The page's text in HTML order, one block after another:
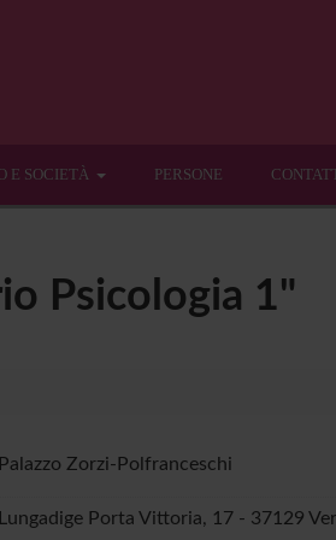
E SOCIETÀ PERSONE
Psicologia 1"
Palazzo Zorzi-Polfranceschi
Lungadige Porta Vittoria, 17 - 37129